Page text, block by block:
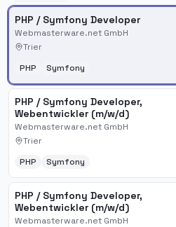
PHP / Symfony Developer
Webmasterware.net GmbH
Trier
PHP Symfony
PHP / Symfony Developer,
Webentwickler (m/w/d)
Webmasterware.net GmbH
Trier
PHP Symfony
PHP / Symfony Developer,
Webentwickler (m/w/d)
Webmasterware.net GmbH